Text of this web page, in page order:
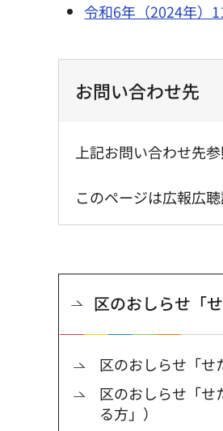
令和6年（2024年）
お問い合わせ先
上記お問い合わせ先
このページは広報広
区のおしらせ「
区のおしらせ「せ
区のおしらせ「せ
る方」）